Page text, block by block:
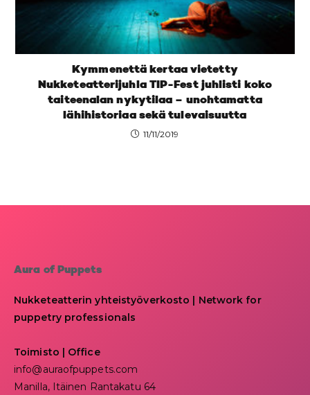
Kymmenettä kertaa vietetty
Nukketeatterijuhla TIP-Fest juhlisti koko
taiteenalan nykytilaa – unohtamatta
lähihistoriaa sekä tulevaisuutta
11/11/2019
Aura of Puppets
Nukketeatterin yhteistyöverkosto | Network for
puppetry professionals
Toimisto | Office
info@auraofpuppets.com
Manilla, Itäinen Rantakatu 64